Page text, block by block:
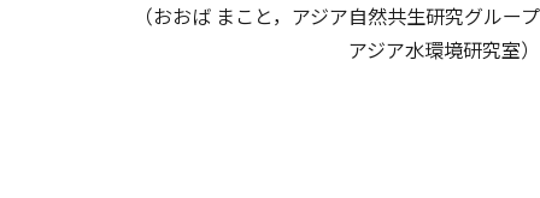
（おおば まこと，アジア自然共生研究グループ
アジア水環境研究室）